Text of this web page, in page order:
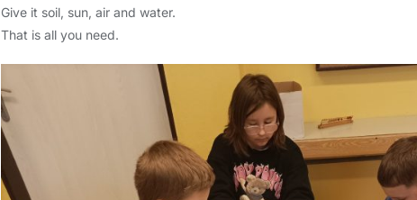
Give it soil, sun, air and water.
That is all you need.